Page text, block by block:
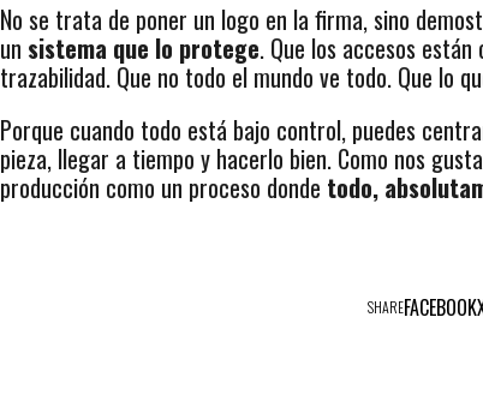
No se trata de poner un logo en la firma, sino
un sistema que lo protege. Que los accesos
trazabilidad. Que no todo el mundo ve todo. Que lo
Porque cuando todo está bajo control, puedes
pieza, llegar a tiempo y hacerlo bien. Como nos
producción como un proceso donde todo,
SHAREFACEBOOK